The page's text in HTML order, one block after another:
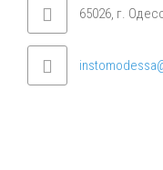
65026, г.